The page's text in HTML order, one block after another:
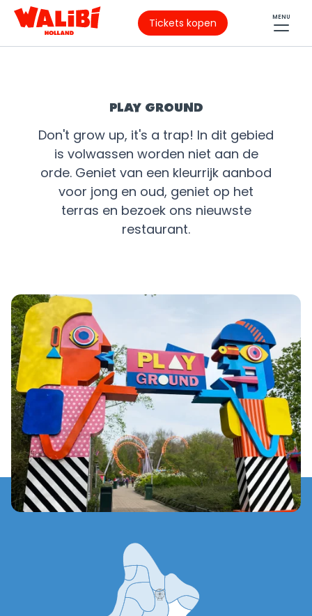
Tickets kopen MENU
PLAY GROUND
Don't grow up, it's a trap! In dit gebied
is volwassen worden niet aan de
orde. Geniet van een kleurrijk aanbod
voor jong en oud, geniet op het
terras en bezoek ons nieuwste
restaurant.